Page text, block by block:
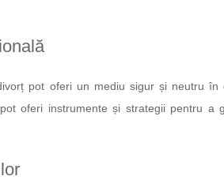
pot oferi un mediu sigur și neutru în
oferi instrumente și strategii pentru a